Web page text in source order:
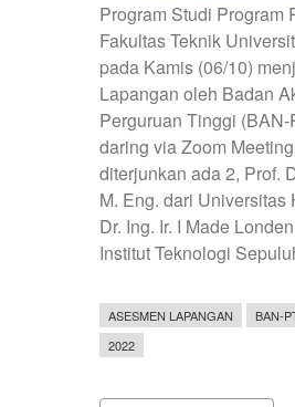
Program Studi Program
Fakultas Teknik
pada Kamis (06/10)
Lapangan oleh Badan
Perguruan Tinggi
daring via Zoom
diterjunkan ada 2, Prof.
M. Eng. dari Universitas
Dr. Ing. Ir. I Made
Institut Teknologi
ASESMEN LAPANGAN BAN-
2022